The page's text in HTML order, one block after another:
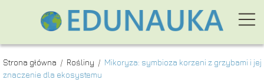
Strona główna / Rośliny / Mikoryza: symbioza korzeni z grzybami i jej
znaczenie dla ekosystemu